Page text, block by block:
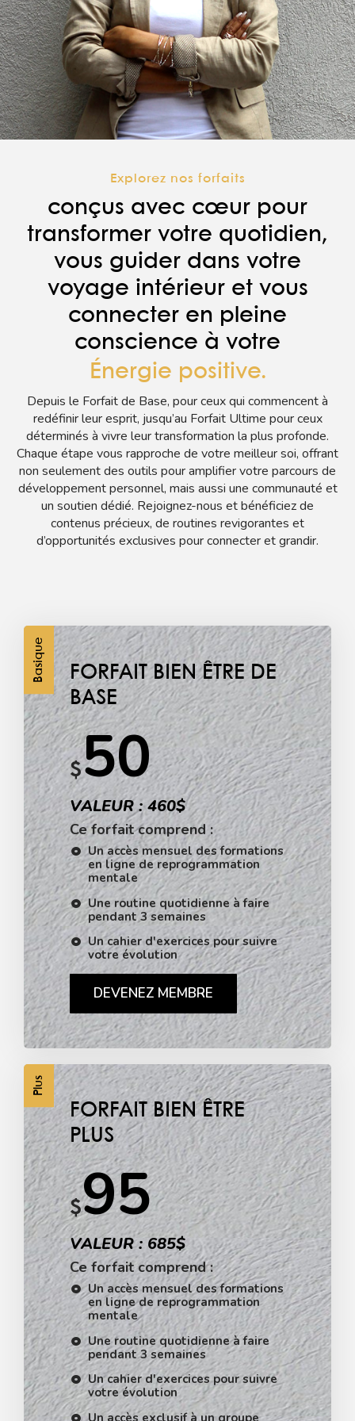
Explorez nos forfaits
conçus avec cœur pour
transformer votre quotidien,
vous guider dans votre
voyage intérieur et vous
connecter en pleine
conscience à votre
Énergie positive.
Depuis le Forfait de Base, pour ceux qui commencent à
redéfinir leur esprit, jusqu’au Forfait Ultime pour ceux
déterminés à vivre leur transformation la plus profonde.
Chaque étape vous rapproche de votre meilleur soi, offrant
non seulement des outils pour amplifier votre parcours de
développement personnel, mais aussi une communauté et
un soutien dédié. Rejoignez-nous et bénéficiez de
contenus précieux, de routines revigorantes et
d’opportunités exclusives pour connecter et grandir.
Basique
FORFAIT BIEN ÊTRE DE
BASE
$50
VALEUR : 460$
Ce forfait comprend :
Un accès mensuel des formations
en ligne de reprogrammation
mentale
Une routine quotidienne à faire
pendant 3 semaines
Un cahier d'exercices pour suivre
votre évolution
DEVENEZ MEMBRE
Plus
FORFAIT BIEN ÊTRE
PLUS
$95
VALEUR : 685$
Ce forfait comprend :
Un accès mensuel des formations
en ligne de reprogrammation
mentale
Une routine quotidienne à faire
pendant 3 semaines
Un cahier d'exercices pour suivre
votre évolution
Un accès exclusif à un groupe